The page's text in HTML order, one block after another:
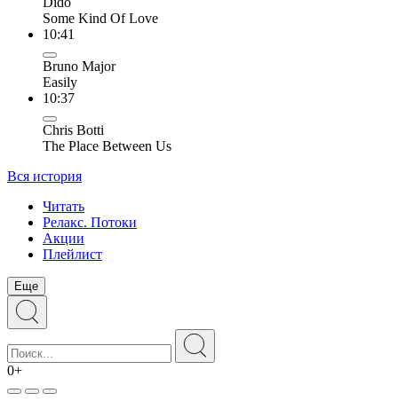
Some Kind Of Love
10:41
Bruno Major
Easily
10:37
Chris Botti
The Place Between Us
Вся история
Читать
Релакс. Потоки
Акции
Плейлист
Еще
0+